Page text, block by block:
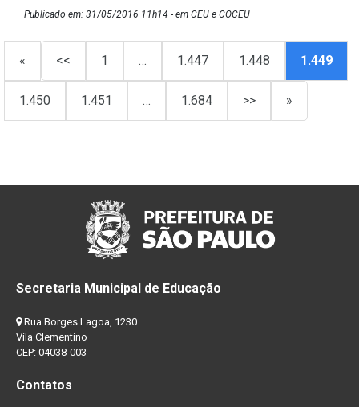
Publicado em: 31/05/2016 11h14 - em CEU e COCEU
« << 1 … 1.447 1.448 1.449
1.450 1.451 … 1.684 >> »
Secretaria Municipal de Educação
Rua Borges Lagoa, 1230
Vila Clementino
CEP: 04038-003
Contatos